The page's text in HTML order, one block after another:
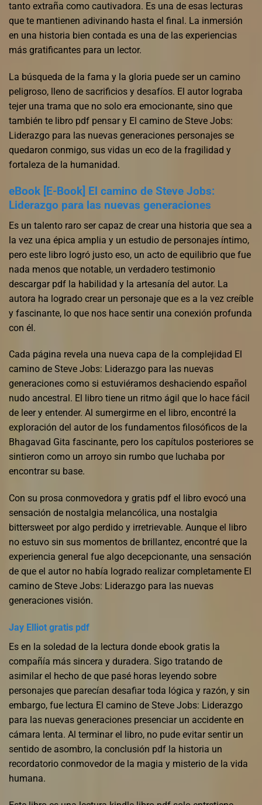
tanto extraña como cautivadora. Es una de esas lecturas
que te mantienen adivinando hasta el final. La inmersión
en una historia bien contada es una de las experiencias
más gratificantes para un lector.
La búsqueda de la fama y la gloria puede ser un camino
peligroso, lleno de sacrificios y desafíos. El autor lograba
tejer una trama que no solo era emocionante, sino que
también te libro pdf pensar y El camino de Steve Jobs:
Liderazgo para las nuevas generaciones personajes se
quedaron conmigo, sus vidas un eco de la fragilidad y
fortaleza de la humanidad.
eBook [E-Book] El camino de Steve Jobs:
Liderazgo para las nuevas generaciones
Es un talento raro ser capaz de crear una historia que sea a
la vez una épica amplia y un estudio de personajes íntimo,
pero este libro logró justo eso, un acto de equilibrio que fue
nada menos que notable, un verdadero testimonio
descargar pdf la habilidad y la artesanía del autor. La
autora ha logrado crear un personaje que es a la vez creíble
y fascinante, lo que nos hace sentir una conexión profunda
con él.
Cada página revela una nueva capa de la complejidad El
camino de Steve Jobs: Liderazgo para las nuevas
generaciones como si estuviéramos deshaciendo español
nudo ancestral. El libro tiene un ritmo ágil que lo hace fácil
de leer y entender. Al sumergirme en el libro, encontré la
exploración del autor de los fundamentos filosóficos de la
Bhagavad Gita fascinante, pero los capítulos posteriores se
sintieron como un arroyo sin rumbo que luchaba por
encontrar su base.
Con su prosa conmovedora y gratis pdf el libro evocó una
sensación de nostalgia melancólica, una nostalgia
bittersweet por algo perdido y irretrievable. Aunque el libro
no estuvo sin sus momentos de brillantez, encontré que la
experiencia general fue algo decepcionante, una sensación
de que el autor no había logrado realizar completamente El
camino de Steve Jobs: Liderazgo para las nuevas
generaciones visión.
Jay Elliot gratis pdf
Es en la soledad de la lectura donde ebook gratis la
compañía más sincera y duradera. Sigo tratando de
asimilar el hecho de que pasé horas leyendo sobre
personajes que parecían desafiar toda lógica y razón, y sin
embargo, fue lectura El camino de Steve Jobs: Liderazgo
para las nuevas generaciones presenciar un accidente en
cámara lenta. Al terminar el libro, no pude evitar sentir un
sentido de asombro, la conclusión pdf la historia un
recordatorio conmovedor de la magia y misterio de la vida
humana.